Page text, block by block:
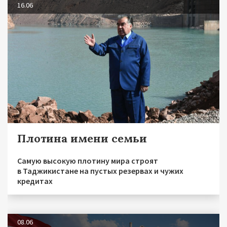
16.06
Плотина имени семьи
Самую высокую плотину мира строят
в Таджикистане на пустых резервах и чужих
кредитах
08.06